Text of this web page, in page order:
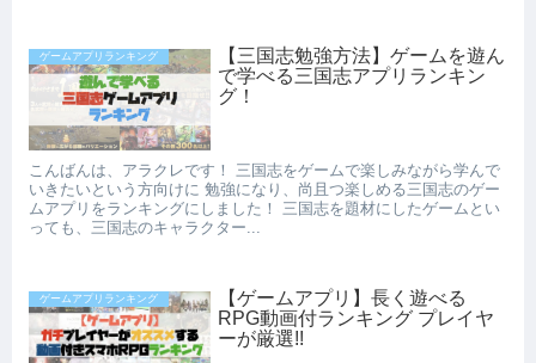
ゲームアプリランキング
【三国志勉強方法】ゲームを遊ん
で学べる三国志アプリランキン
グ！
こんばんは、アラクレです！ 三国志をゲームで楽しみながら学んで
いきたいという方向けに 勉強になり、尚且つ楽しめる三国志のゲー
ムアプリをランキングにしました！ 三国志を題材にしたゲームとい
っても、三国志のキャラクター...
ゲームアプリランキング
【ゲームアプリ】長く遊べる
RPG動画付ランキング プレイヤ
ーが厳選!!